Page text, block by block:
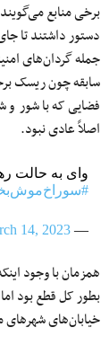
برخی منابع
دستور داشتند تا
جمله گردان‌های
سابقه چون ریسک
فضایی که با شور و
اصلاً عادی نبود.
وای به حالت
— Mooniter (@Mooniter)
14, 2023
همزمان با وجود
بطور کل قطع بود
خیابان‌های